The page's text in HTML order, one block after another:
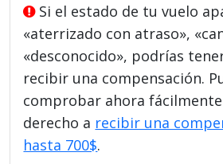
Si el estado de tu vuelo
«aterrizado con atraso»,
«desconocido», podrías
recibir una compensación.
comprobar ahora
derecho a recibir una
hasta 700$.